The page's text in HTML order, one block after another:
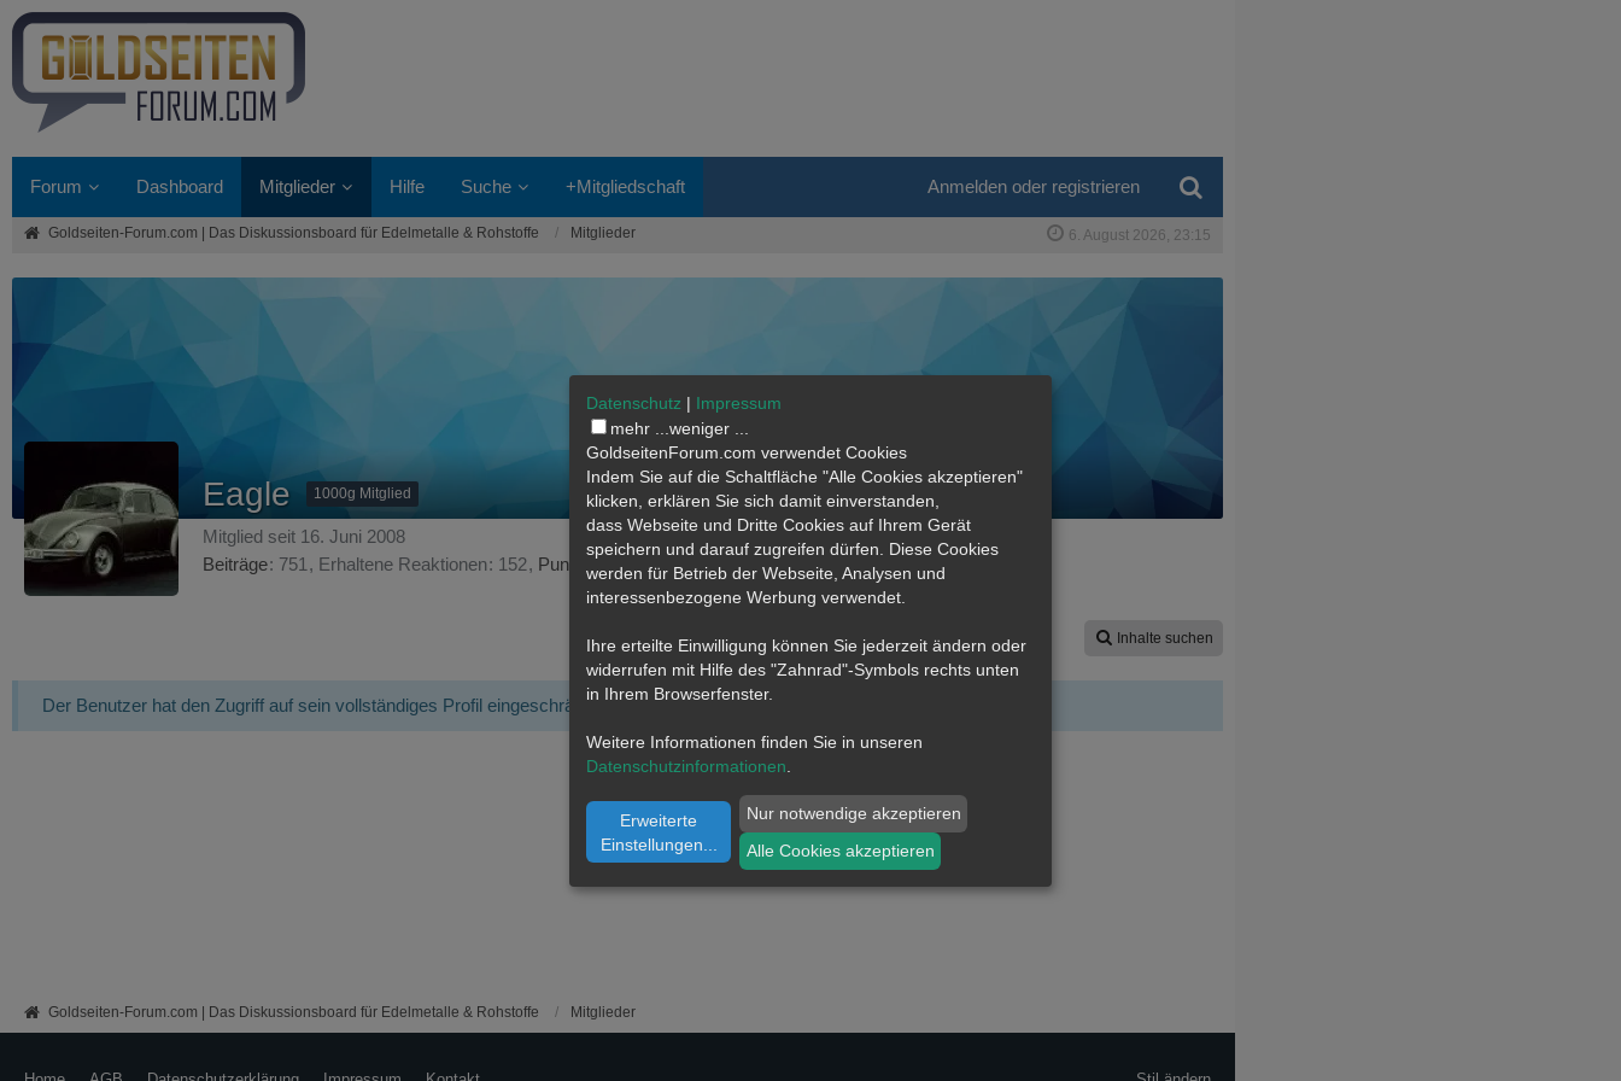
Forum Dashboard Mitglieder Hilfe Suche +Mitgliedschaft Anmelden oder registrieren
Goldseiten-Forum.com | Das Diskussionsboard für Edelmetalle & Rohstoffe Mitglieder
Goldseiten-Forum.com | Das Diskussionsboard für Edelmetalle & Rohstoffe Mitglieder 6. August 2026, 23:15
Eagle 1000g Mitglied
Mitglied seit 16. Juni 2008
Beiträge 751 Erhaltene Reaktionen 152 Punkte 3.917 Profil-Aufrufe 350
Inhalte suchen
Der Benutzer hat den Zugriff auf sein vollständiges Profil eingeschränkt.
Datenschutz | Impressum
mehr ... weniger ...
GoldseitenForum.com verwendet Cookies
Indem Sie auf die Schaltfläche "Alle Cookies akzeptieren"
klicken, erklären Sie sich damit einverstanden,
dass Webseite und Dritte Cookies auf Ihrem Gerät
speichern und darauf zugreifen dürfen. Diese Cookies
werden für Betrieb der Webseite, Analysen und
interessenbezogene Werbung verwendet.
Ihre erteilte Einwilligung können Sie jederzeit ändern oder
widerrufen mit Hilfe des "Zahnrad"-Symbols rechts unten
in Ihrem Browserfenster.
Weitere Informationen finden Sie in unseren
Datenschutzinformationen
Erweiterte
Einstellungen
Nur notwendige akzeptieren
Alle Cookies akzeptieren